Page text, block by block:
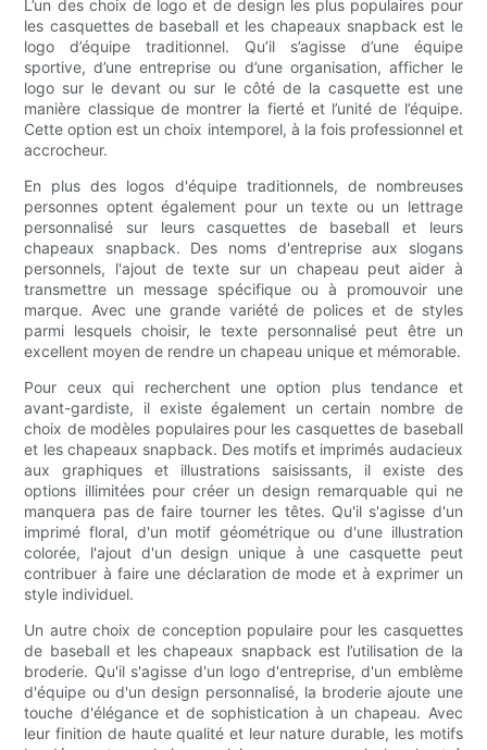
L’un des choix de logo et de design les plus populaires pour
les casquettes de baseball et les chapeaux snapback est le
logo d’équipe traditionnel. Qu’il s’agisse d’une équipe
sportive, d’une entreprise ou d’une organisation, afficher le
logo sur le devant ou sur le côté de la casquette est une
manière classique de montrer la fierté et l’unité de l’équipe.
Cette option est un choix intemporel, à la fois professionnel et
accrocheur.
En plus des logos d'équipe traditionnels, de nombreuses
personnes optent également pour un texte ou un lettrage
personnalisé sur leurs casquettes de baseball et leurs
chapeaux snapback. Des noms d'entreprise aux slogans
personnels, l'ajout de texte sur un chapeau peut aider à
transmettre un message spécifique ou à promouvoir une
marque. Avec une grande variété de polices et de styles
parmi lesquels choisir, le texte personnalisé peut être un
excellent moyen de rendre un chapeau unique et mémorable.
Pour ceux qui recherchent une option plus tendance et
avant-gardiste, il existe également un certain nombre de
choix de modèles populaires pour les casquettes de baseball
et les chapeaux snapback. Des motifs et imprimés audacieux
aux graphiques et illustrations saisissants, il existe des
options illimitées pour créer un design remarquable qui ne
manquera pas de faire tourner les têtes. Qu'il s'agisse d'un
imprimé floral, d'un motif géométrique ou d'une illustration
colorée, l'ajout d'un design unique à une casquette peut
contribuer à faire une déclaration de mode et à exprimer un
style individuel.
Un autre choix de conception populaire pour les casquettes
de baseball et les chapeaux snapback est l’utilisation de la
broderie. Qu'il s'agisse d'un logo d'entreprise, d'un emblème
d'équipe ou d'un design personnalisé, la broderie ajoute une
touche d'élégance et de sophistication à un chapeau. Avec
leur finition de haute qualité et leur nature durable, les motifs